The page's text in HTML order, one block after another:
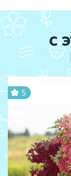
С
5